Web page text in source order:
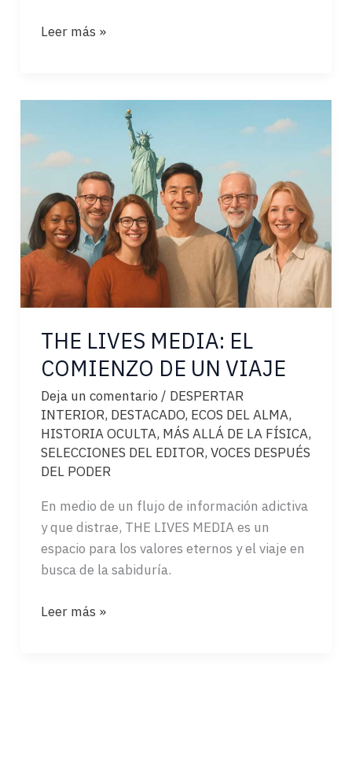
DESPUÉS
Leer más »
THE LIVES MEDIA: EL
COMIENZO DE UN VIAJE
Deja un comentario / DESPERTAR
INTERIOR, DESTACADO, ECOS DEL ALMA,
HISTORIA OCULTA, MÁS ALLÁ DE LA FÍSICA,
SELECCIONES DEL EDITOR, VOCES DESPUÉS
DEL PODER
En medio de un flujo de información adictiva
y que distrae, THE LIVES MEDIA es un
espacio para los valores eternos y el viaje en
busca de la sabiduría.
THE
Leer más »